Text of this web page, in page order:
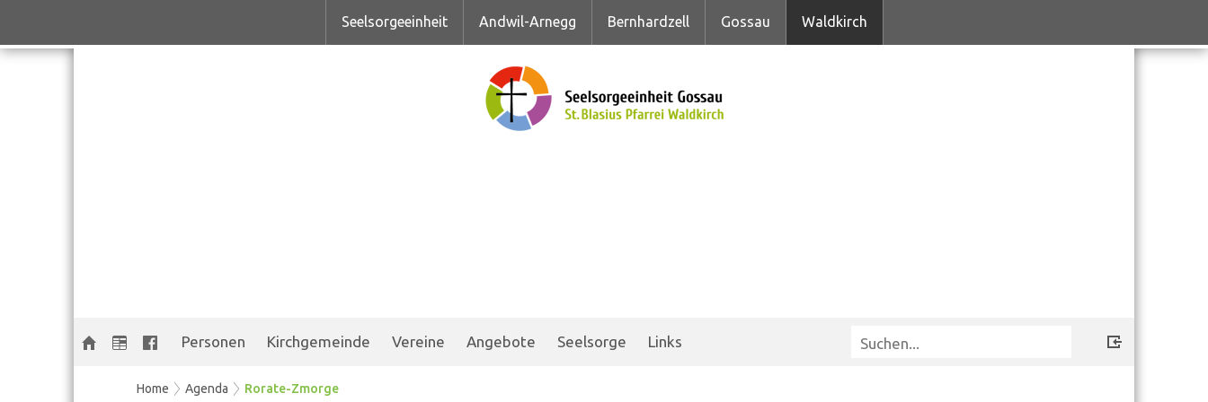
Seelsorgeeinheit Andwil-Arnegg Bernhardzell Gossau Waldkirch
Personen Kirchgemeinde Vereine Angebote Seelsorge Links
Home Agenda Rorate-Zmorge